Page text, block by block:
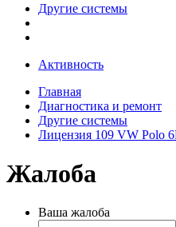
Другие системы
Активность
Главная
Диагностика и ремонт
Другие системы
Лицензия 109 VW Polo
Жалоба
Ваша жалоба